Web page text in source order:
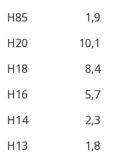
H85
1,9
H20
10,1
H18
8,4
H16
5,7
H14
2,3
H13
1,8